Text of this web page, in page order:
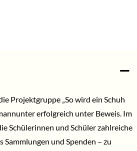
Projektgruppe „So wird ein Schuh
erfolgreich unter Beweis. Im
Schülerinnen und Schüler zahlreiche
Sammlungen und Spenden – zu